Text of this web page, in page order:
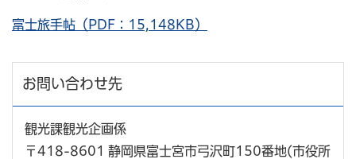
富士旅手帖（PDF：15,148KB）
お問い合わせ先
観光課観光企画係
〒418-8601 静岡県富士宮市弓沢町150番地(市役所